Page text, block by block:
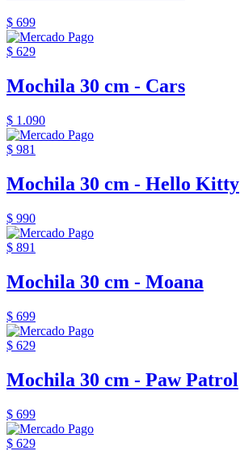
$ 699
$ 629
Mochila 30 cm - Cars
$ 1.090
$ 981
Mochila 30 cm - Hello Kitty
$ 990
$ 891
Mochila 30 cm - Moana
$ 699
$ 629
Mochila 30 cm - Paw Patrol
$ 699
$ 629